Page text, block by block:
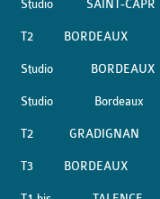
Studio SAINT-CAPR
T2 BORDEAUX
Studio BORDEAUX
Studio Bordeaux
T2 GRADIGNAN
T3 BORDEAUX